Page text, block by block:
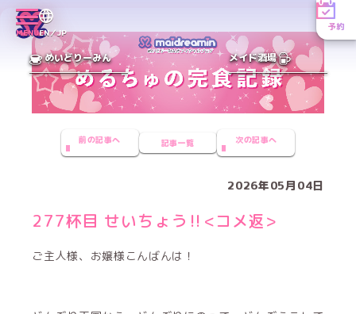
MENUEN／JP
予約
めいどりーみん メイド酒場
前の記事へ 記事一覧 次の記事へ
2026年05月04日
277杯目 せいちょう‼️<コメ返>
ご主人様、お嬢様こんばんは！